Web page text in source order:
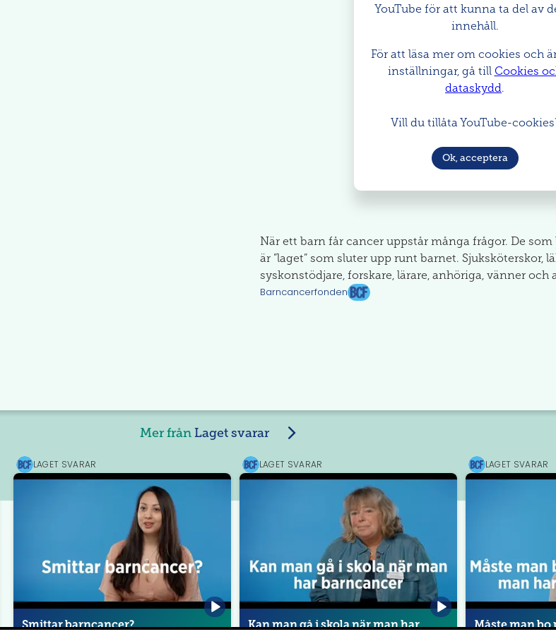
YouTube för att kunna ta del av
innehåll.
För att läsa mer om cookies och
inställningar, gå till Cookies
dataskydd.
Vill du tillåta YouTube-
Ok, acceptera
När ett barn får cancer uppstår många frågor. De
är ”laget” som sluter upp runt barnet. Sjuksköterskor,
syskonstödjare, forskare, lärare, anhöriga, vänner och
Barncancerfonden
Mer från Laget svarar
Barncancerfonden
LAGET SVARAR
Smittar barncancer?
Barncancerfonden
LAGET SVARAR
Kan man gå i skola när man har
Barncancerfonden
LAGET SVARAR
Måste man bo